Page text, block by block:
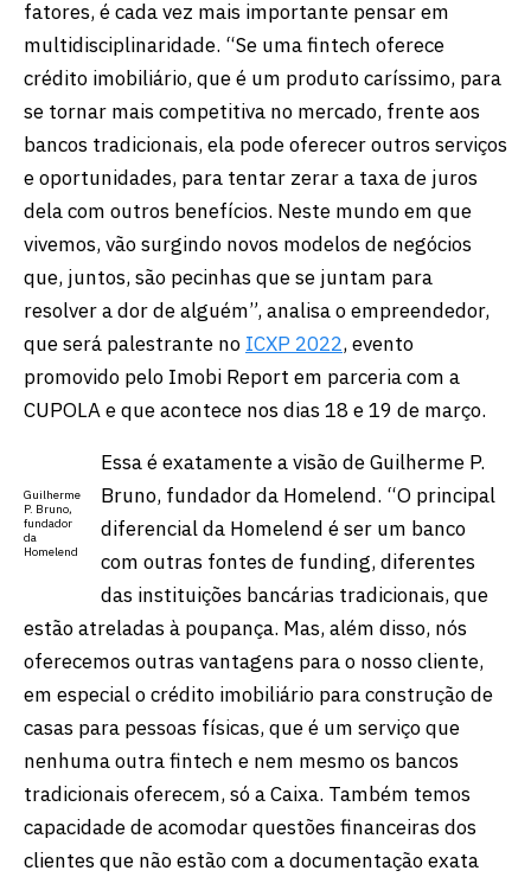
fatores, é cada vez mais importante pensar em
multidisciplinaridade. “Se uma fintech oferece
crédito imobiliário, que é um produto caríssimo, para
se tornar mais competitiva no mercado, frente aos
bancos tradicionais, ela pode oferecer outros serviços
e oportunidades, para tentar zerar a taxa de juros
dela com outros benefícios. Neste mundo em que
vivemos, vão surgindo novos modelos de negócios
que, juntos, são pecinhas que se juntam para
resolver a dor de alguém”, analisa o empreendedor,
que será palestrante no ICXP 2022, evento
promovido pelo Imobi Report em parceria com a
CUPOLA e que acontece nos dias 18 e 19 de março.
Guilherme
P. Bruno,
fundador
da
Homelend
Essa é exatamente a visão de Guilherme P.
Bruno, fundador da Homelend. “O principal
diferencial da Homelend é ser um banco
com outras fontes de funding, diferentes
das instituições bancárias tradicionais, que
estão atreladas à poupança. Mas, além disso, nós
oferecemos outras vantagens para o nosso cliente,
em especial o crédito imobiliário para construção de
casas para pessoas físicas, que é um serviço que
nenhuma outra fintech e nem mesmo os bancos
tradicionais oferecem, só a Caixa. Também temos
capacidade de acomodar questões financeiras dos
clientes que não estão com a documentação exata